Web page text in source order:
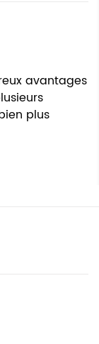
avantages
plus